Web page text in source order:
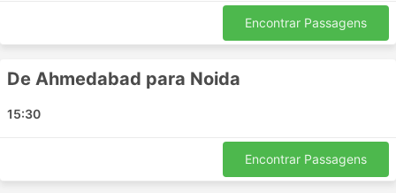
Nathdwara
Kishangarh
Himmatnagar
Jaipur
Encontrar Passagens
De Ahmedabad para Noida
15:30
Encontrar Passagens